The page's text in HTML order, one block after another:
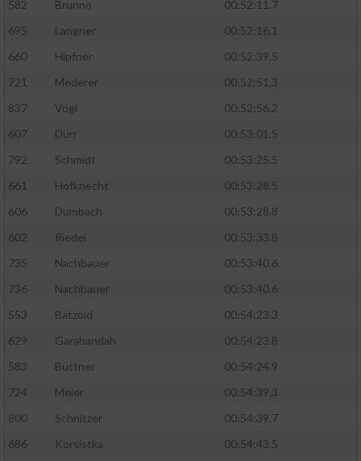
582
Brunno
00:52:11.7
695
Langner
00:52:16.1
660
Hipfner
00:52:39.5
721
Mederer
00:52:51.3
837
Vogl
00:52:56.2
607
Dürr
00:53:01.5
792
Schmidt
00:53:25.5
661
Hofknecht
00:53:28.5
606
Dumbach
00:53:28.8
602
Riedel
00:53:33.8
735
Nachbauer
00:53:40.6
736
Nachbauer
00:53:40.6
553
Bätzold
00:54:23.3
629
Garabandah
00:54:23.8
583
Büttner
00:54:24.9
724
Meier
00:54:39.3
800
Schnitzer
00:54:39.7
686
Korsistka
00:54:43.5
Verwendung reduzierter Daten zur Auswahl
von Werbeanzeigen
Werbung
personalisierter Werbung
von Inhalten
personalisierter Inhalte
Messung der Werbeleistung
Analyse von Zielgruppen durch Statistiken
oder Kombinationen von Daten aus
verschiedenen Quellen